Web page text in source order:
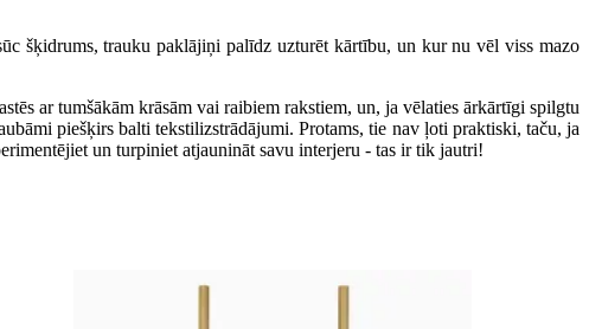
šķidrums, trauku paklājiņi palīdz uzturēt kārtību, un kur nu vēl viss mazo
ar tumšākām krāsām vai raibiem rakstiem, un, ja vēlaties ārkārtīgi spilgtu
piešķirs balti tekstilizstrādājumi. Protams, tie nav ļoti praktiski, taču, ja
un turpiniet atjaunināt savu interjeru - tas ir tik jautri!